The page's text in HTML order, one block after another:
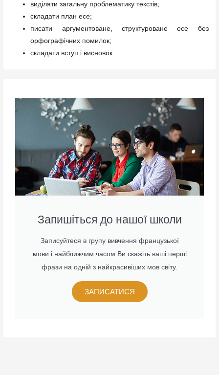
виділяти загальну проблематику текстів;
складати план есе;
писати аргументоване, структуроване есе без
орфографічних помилок;
складати вступ і висновок.
Запишіться до нашої школи
Записуйтеся в групу вивчення французької
мови і найближчим часом Ви скажіть ваші перші
фрази на одній з найкрасивіших мов світу.
ЗАПИСАТИСЯ